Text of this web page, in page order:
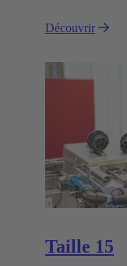
Découvrir
Taille 15